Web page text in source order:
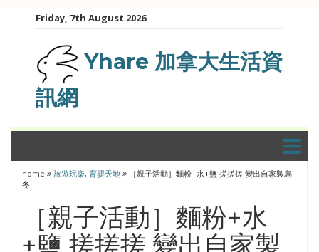
Friday, 7th August 2026
Yhare 加拿大生活資
訊網
home 旅遊玩樂, 育嬰天地
［親子活動］麵粉+水+鹽 搓搓搓 變出自家製烏
冬
［親子活動］麵粉+水
+鹽 搓搓搓 變出自家製